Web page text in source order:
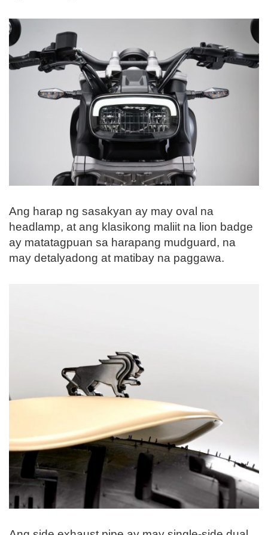
Ang harap ng sasakyan ay may oval na
headlamp, at ang klasikong maliit na lion badge
ay matatagpuan sa harapang mudguard, na
may detalyadong at matibay na paggawa.